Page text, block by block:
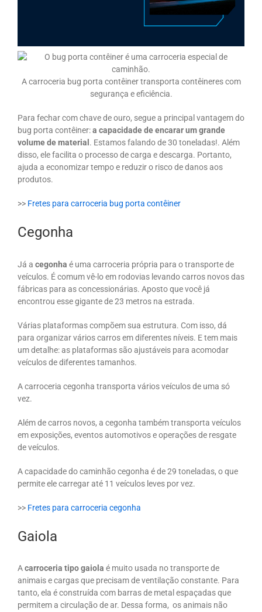
A carroceria bug porta contêiner transporta contêineres com
segurança e eficiência.
Para fechar com chave de ouro, segue a principal vantagem do
bug porta contêiner:a capacidade de encarar um grande
volume de material . Estamos falando de 30 toneladas!. Além
disso, ele facilita o processo de carga e descarga. Portanto,
ajuda a economizar tempo e reduzir o risco de danos aos
produtos.
>> Fretes para carroceria bug porta contêiner
Cegonha
Já a cegonha é uma carroceria própria para o transporte de
veículos. É comum vê-lo em rodovias levando carros novos das
fábricas para as concessionárias. Aposto que você já
encontrou esse gigante de 23 metros na estrada.
Várias plataformas compõem sua estrutura. Com isso, dá
para organizar vários carros em diferentes níveis. E tem mais
um detalhe: as plataformas são ajustáveis para acomodar
veículos de diferentes tamanhos.
A carroceria cegonha transporta vários veículos de uma só
vez.
Além de carros novos, a cegonha também transporta veículos
em exposições, eventos automotivos e operações de resgate
de veículos.
A capacidade do caminhão cegonha é de 29 toneladas, o que
permite ele carregar até 11 veículos leves por vez.
>> Fretes para carroceria cegonha
Gaiola
Acarroceria tipo gaiola é muito usada no transporte de
animais e cargas que precisam de ventilação constante. Para
tanto, ela é construída com barras de metal espaçadas que
permitem a circulação de ar. Dessa forma, os animais não